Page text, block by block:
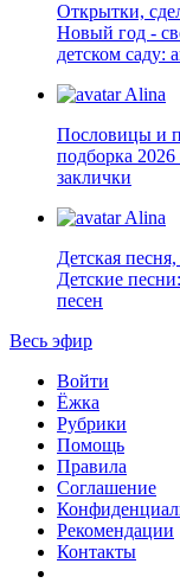
Открытки,
Новый год -
детском саду:
Alina
Пословицы и
подборка 2026
заклички
Alina
Детская
Детские
песен
Весь эфир
Войти
Ёжка
Рубрики
Помощь
Правила
Соглашение
Рекомендации
Контакты